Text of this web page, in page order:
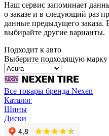
Наш сервис запоминает
о заказе и в следующий раз
данные предыдущего заказа.
выбирайте другие варианты.
Подходит к авто
Выберите подходящую марку
Все товары бренда Nexen
Каталог
Шины
Диски